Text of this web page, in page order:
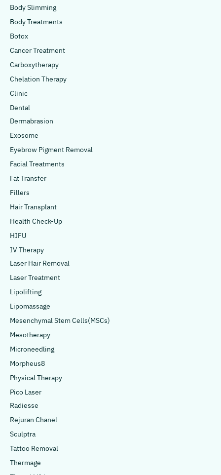
Body Slimming
Body Treatments
Botox
Cancer Treatment
Carboxytherapy
Chelation Therapy
Clinic
Dental
Dermabrasion
Exosome
Eyebrow Pigment Removal
Facial Treatments
Fat Transfer
Fillers
Hair Transplant
Health Check-Up
HIFU
IV Therapy
Laser Hair Removal
Laser Treatment
Lipolifting
Lipomassage
Mesenchymal Stem Cells(MSCs)
Mesotherapy
Microneedling
Morpheus8
Physical Therapy
Pico Laser
Radiesse
Rejuran Chanel
Sculptra
Tattoo Removal
Thermage